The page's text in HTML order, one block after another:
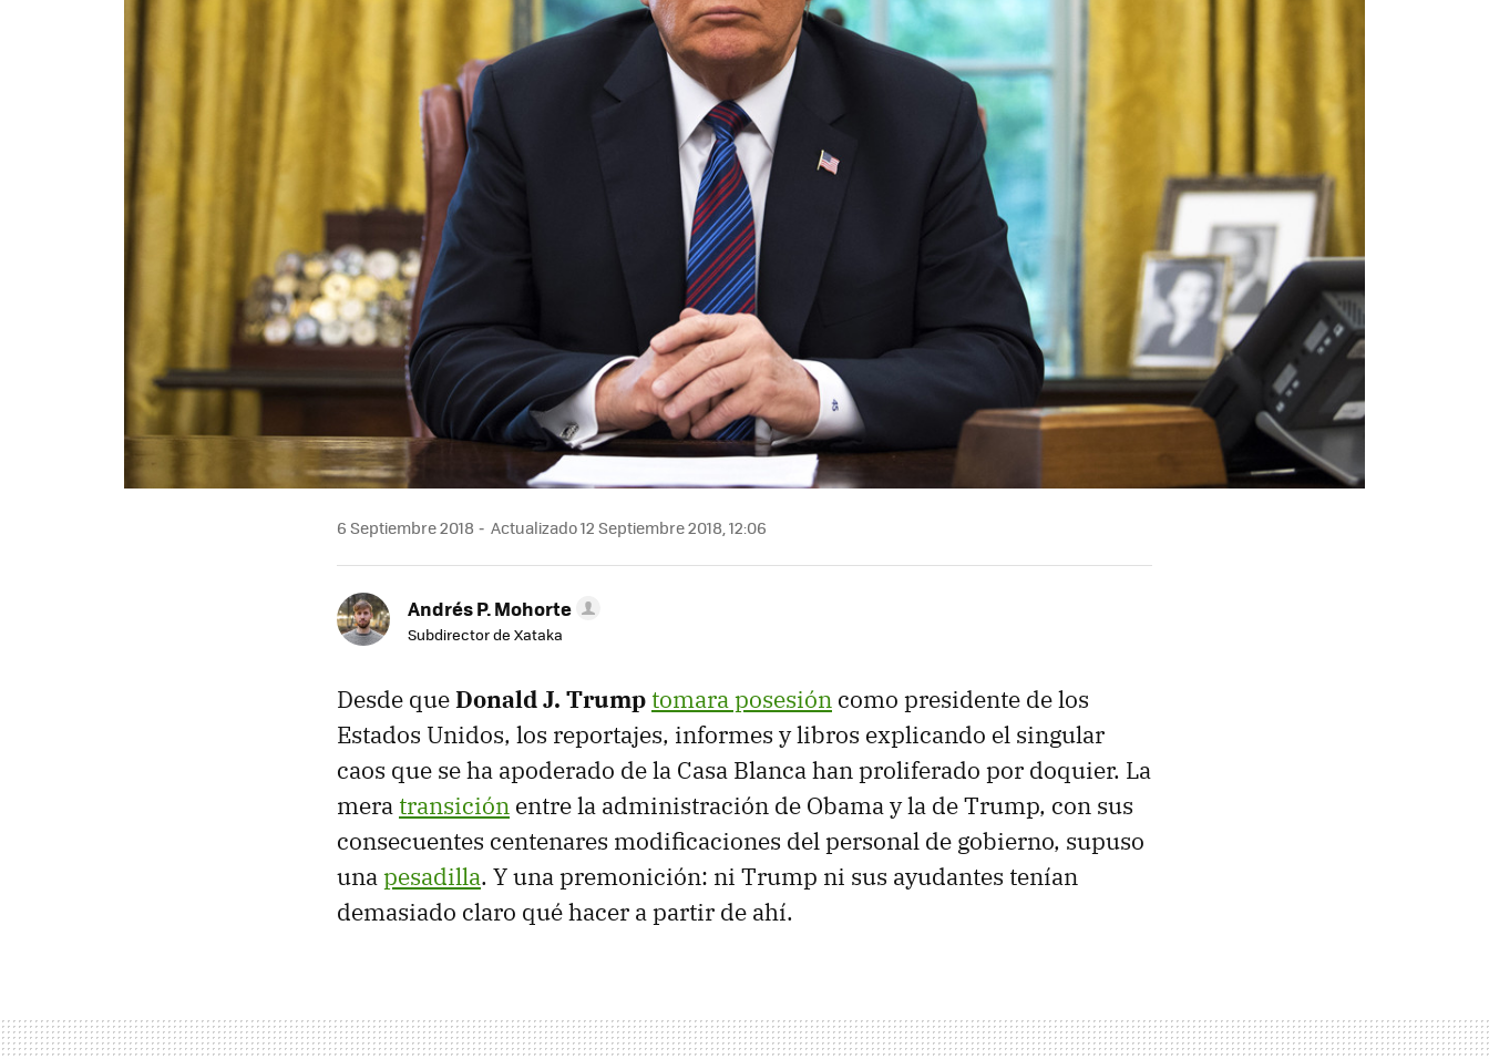
6 Septiembre 2018 Actualizado 12 Septiembre 2018, 12:06
Andrés P. Mohorte
Subdirector de Xataka
Desde queDonald J. Trumptomara posesión como presidente de los
Estados Unidos, los reportajes, informes y libros explicando el singular
caos que se ha apoderado de la Casa Blanca han proliferado por doquier. La
meratransición entre la administración de Obama y la de Trump, con sus
consecuentes centenares modificaciones del personal de gobierno, supuso
unapesadilla. Y una premonición: ni Trump ni sus ayudantes tenían
demasiado claro qué hacer a partir de ahí.